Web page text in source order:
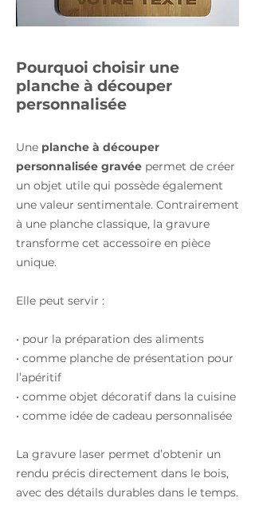
Pourquoi choisir une
planche à découper
personnalisée
Une planche à découper
personnalisée gravée permet de créer
un objet utile qui possède également
une valeur sentimentale. Contrairement
à une planche classique, la gravure
transforme cet accessoire en pièce
unique.
Elle peut servir :
• pour la préparation des aliments
• comme planche de présentation pour
l’apéritif
• comme objet décoratif dans la cuisine
• comme idée de cadeau personnalisée
La gravure laser permet d’obtenir un
rendu précis directement dans le bois,
avec des détails durables dans le temps.